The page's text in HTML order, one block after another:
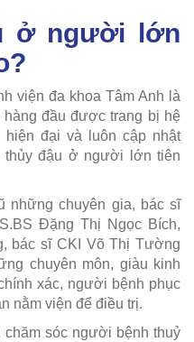
ở người lớn
viện đa khoa Tâm Anh là
đầu được trang bị hệ
hiện đại và luôn cập nhật
thủy đậu ở người lớn tiên
những chuyên gia, bác sĩ
Đặng Thị Ngọc Bích,
bác sĩ CKI Võ Thị Tường
chuyên môn, giàu kinh
xác, người bệnh phục
nằm viện để điều trị.
sóc người bệnh thuỷ